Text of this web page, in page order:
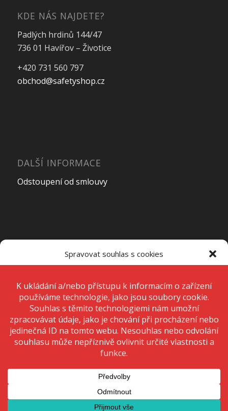
Spravovat souhlas s cookies
technologie, jako jsou soubory cookie. Děláme to, abychom zlepšili
zážitek z prohlížení a zobrazovali personalizované reklamy. Souhlas s
těmito technologiemi nám umožní zpracovávat údaje, jako je chování
při procházení nebo jedinečná ID na tomto webu. Nesouhlas nebo
odvolání souhlasu může nepříznivě ovlivnit určité vlastnosti a funkce.
Přijmout
Odmítnout
Zobrazit předvolby
KDE NÁS NAJDETE?
Padlých hrdinů 144/47
736 01 Havířov – Životice
+420 731 560 797
obchod@safetyshop.cz
DALŠÍ INFORMACE
Odstoupení od smlouvy
Pondělí – Pátek7:00 – 15:00
SobotaZavřeno
Neděle Zavřeno
© 2020 Copyright - KRIŽAN - safetyshop
Zásady ochrany osobních údajů
Zásady cookies (EU)